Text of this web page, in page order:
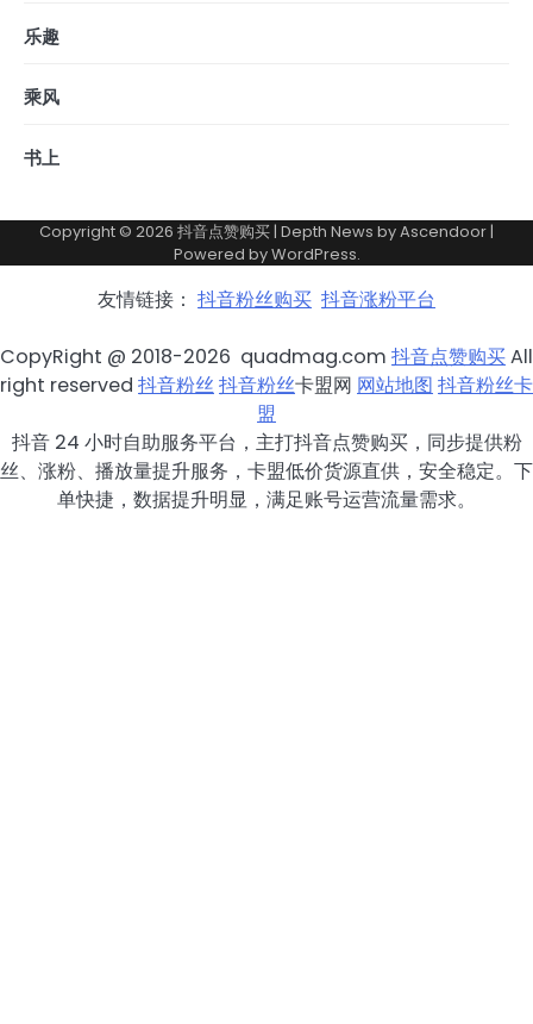
乐趣
乘风
书上
Copyright © 2026 抖音点赞购买 | Depth News byAscendoor |
Powered byWordPress.
友情链接： 抖音粉丝购买 抖音涨粉平台
CopyRight @ 2018-2026 quadmag.com 抖音点赞购买All
right reserved 抖音粉丝抖音粉丝卡盟网 网站地图 抖音粉丝卡
盟
抖音 24 小时自助服务平台，主打抖音点赞购买，同步提供粉
丝、涨粉、播放量提升服务，卡盟低价货源直供，安全稳定。下
单快捷，数据提升明显，满足账号运营流量需求。